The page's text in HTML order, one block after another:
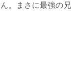
。まさに最強の兄